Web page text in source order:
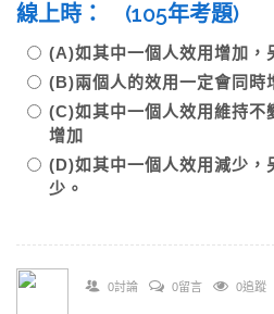
線上時： (105年考題)
(A)如其中一個人效用增加，
(B)兩個人的效用一定會同時
(C)如其中一個人效用維持不
增加
(D)如其中一個人效用減少，
少。
0討論 0留言 0追蹤